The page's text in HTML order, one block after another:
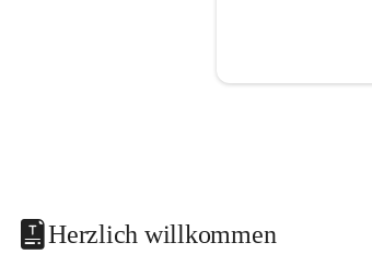
Herzlich willkommen